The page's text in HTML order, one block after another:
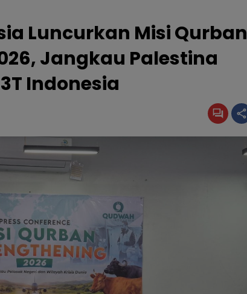
Luncurkan Misi Qurban
Jangkau Palestina
Indonesia